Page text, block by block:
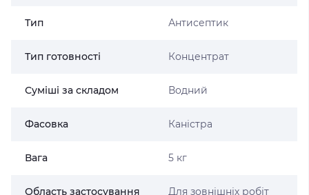
Тип Антисептик
Тип готовності Концентрат
Суміші за складом Водний
Фасовка Каністра
Вага 5 кг
Область застосування Для зовнішніх робіт